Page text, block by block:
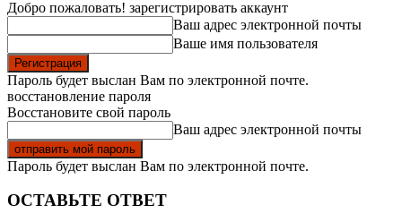
Добро пожаловать! зарегистрировать аккаунт
Ваш адрес электронной почты
Ваше имя пользователя
Пароль будет выслан Вам по электронной почте.
восстановление пароля
Восстановите свой пароль
Ваш адрес электронной почты
Пароль будет выслан Вам по электронной почте.
ОСТАВЬТЕ ОТВЕТ